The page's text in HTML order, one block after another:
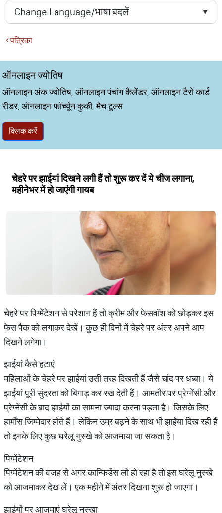
पत्रिका
ऑनलाइन ज्योतिष
ऑनलाइन अंक ज्योतिष, ऑनलाइन पंचांग कैलेंडर, ऑनलाइन टैरो कार्ड
रीडर, ऑनलाइन फॉर्च्यून कुकी, मैच टूल्स
क्लिक करें
चेहरे पर झाईयां दिखने लगी हैं तो शुरू कर दें ये चीज लगाना,
महीनेभर में हो जाएंगी गायब
चेहरे पर पिग्मेंटेशन से परेशान हैं तो क्रीम और फेसवॉश को छोड़कर इस
फेस पैक को लगाकर देखें। कुछ ही दिनों में चेहरे पर अंतर अपने आप
दिखने लगेगा।
झाईयां कैसे हटाएं
महिलाओं के चेहरे पर झाईयां उसी तरह दिखती हैं जैसे चांद पर धब्बा। ये
झाईयां पूरी सुंदरता को बिगाड़ कर रख देती हैं। आमतौर पर प्रेग्नेंसी और
प्रेग्नेंसी के बाद झाईयों का सामना ज्यादा करना पड़ता है। जिसके लिए
हार्मोंस जिम्मेदार होते हैं। लेकिन उम्र बढ़ने के साथ भी झाईंया दिख रही हैं
तो इनके लिए कुछ घरेलू नुस्खे को आजमाया जा सकता है।
पिग्मेंटेशन
पिग्मेंटेशन की वजह से अगर कान्फिडेंस लो हो रहा है तो इस घरेलू नुस्खे
को आजमाकर देख लें। एक महीने में अंतर दिखना शुरू हो जाएगा।
झाईयों पर आजमाएं घरेलू नुस्खा